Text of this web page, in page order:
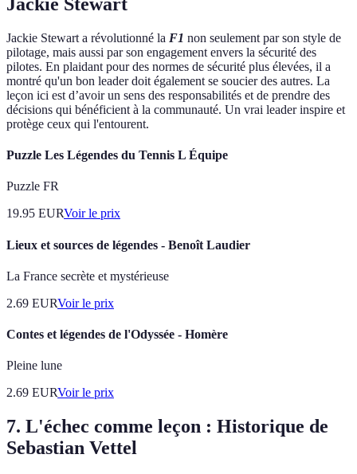
Jackie Stewart a révolutionné la F1 non seulement par son style de
pilotage, mais aussi par son engagement envers la sécurité des
pilotes. En plaidant pour des normes de sécurité plus élevées, il a
montré qu'un bon leader doit également se soucier des autres. La
leçon ici est d’avoir un sens des responsabilités et de prendre des
décisions qui bénéficient à la communauté. Un vrai leader inspire et
protège ceux qui l'entourent.
Puzzle Les Légendes du Tennis L Équipe
Puzzle FR
19.95 EURVoir le prix
Lieux et sources de légendes - Benoît Laudier
La France secrète et mystérieuse
2.69 EURVoir le prix
Contes et légendes de l'Odyssée - Homère
Pleine lune
2.69 EURVoir le prix
7. L'échec comme leçon : Historique de
Sebastian Vettel